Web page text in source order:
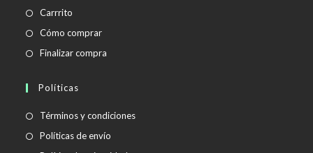
Carrrito
Cómo comprar
Finalizar compra
Políticas
Términos y condicionesSe
Políticas de envío